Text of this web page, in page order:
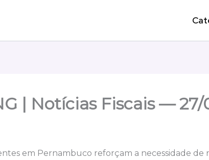
| Notícias Fiscais —
em Pernambuco reforçam a necessidade de